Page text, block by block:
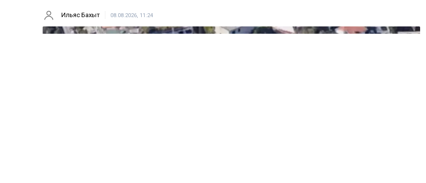
Ильяс Бахыт 08.08.2026, 11:24